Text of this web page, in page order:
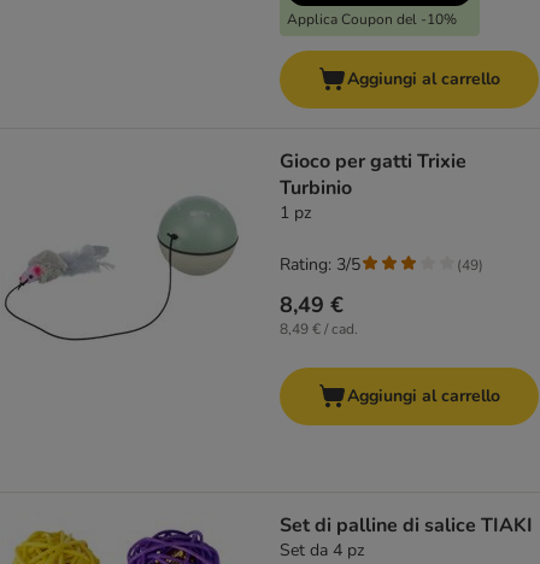
Applica Coupon del -10%
Aggiungi al carrello
Gioco per gatti Trixie
Turbinio
1 pz
8,49 €
8,49 € / cad.
Rating: 3/5 (49)
Aggiungi al carrello
Set di palline di salice TIAKI
Set da 4 pz